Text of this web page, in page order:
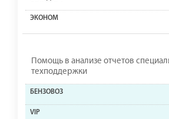
Помощь в анализе отчетов
техподдержки